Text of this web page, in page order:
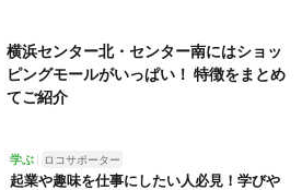
横浜センター北・センター南にはショッ
ピングモールがいっぱい！ 特徴をまとめ
てご紹介
学ぶ ロコサポーター
起業や趣味を仕事にしたい人必見！学びや